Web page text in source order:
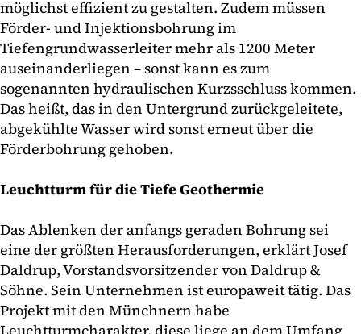
möglichst effizient zu gestalten. Zudem müssen
Förder- und Injektionsbohrung im
Tiefengrundwasserleiter mehr als 1200 Meter
auseinanderliegen – sonst kann es zum
sogenannten hydraulischen Kurzsschluss kommen.
Das heißt, das in den Untergrund zurückgeleitete,
abgekühlte Wasser wird sonst erneut über die
Förderbohrung gehoben.
Leuchtturm für die Tiefe Geothermie
Das Ablenken der anfangs geraden Bohrung sei
eine der größten Herausforderungen, erklärt Josef
Daldrup, Vorstandsvorsitzender von Daldrup &
Söhne. Sein Unternehmen ist europaweit tätig. Das
Projekt mit den Münchnern habe